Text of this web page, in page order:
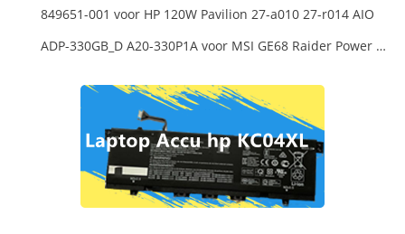
849651-001 voor HP 120W Pavilion 27-a010 27-r014 AIO
ADP-330GB_D A20-330P1A voor MSI GE68 Raider Power Supply